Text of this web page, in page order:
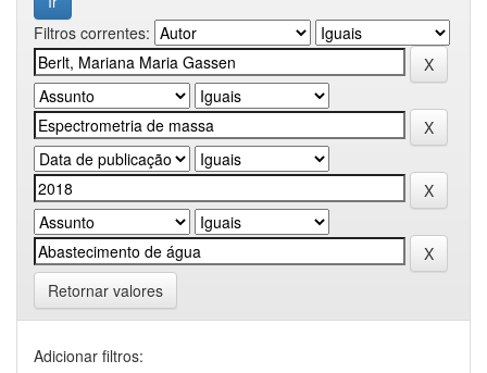
Filtros correntes:
Retornar valores
Adicionar filtros: